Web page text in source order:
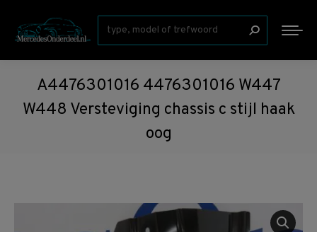
Zoeken:
A4476301016 4476301016 W447
W448 Versteviging chassis c stijl haak
oog